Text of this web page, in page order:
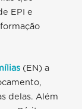
EPI e
(EN) a
delas. Além